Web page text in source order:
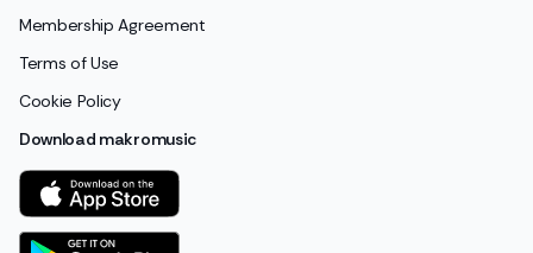
Membership Agreement
Terms of Use
Cookie Policy
Download makromusic